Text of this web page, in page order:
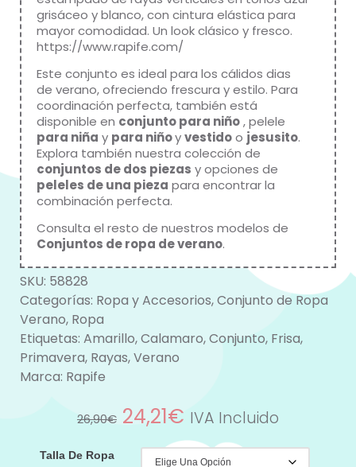
grisáceo y blanco, con cintura elástica para
mayor comodidad. Un look clásico y fresco.
https://www.rapife.com/
Este conjunto es ideal para los cálidos dias
de verano, ofreciendo frescura y estilo. Para
coordinación perfecta, también está
disponible en conjunto para niño, pelele
para niña y para niñoyvestidoo jesusito.
Explora también nuestra colección de
conjuntos de dos piezas y opciones de
peleles de una pieza para encontrar la
combinación perfecta.
Consulta el resto de nuestros modelos de
Conjuntos de ropa de verano.
SKU: 58828
Categorías: Ropa y Accesorios,Conjunto de Ropa
Verano, Ropa
Etiquetas: Amarillo,Calamaro,Conjunto, Frisa,
Primavera, Rayas,Verano
Marca: Rapife
26,90€ 24,21€ IVA Incluido
Talla De Ropa